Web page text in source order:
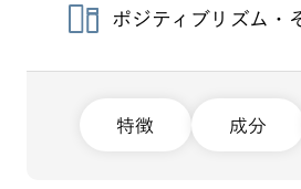
ポジティブリズム・
特徴 成分